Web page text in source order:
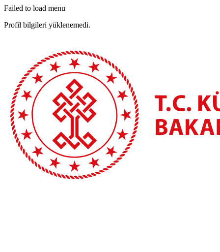
Failed to load menu
Profil bilgileri yüklenemedi.